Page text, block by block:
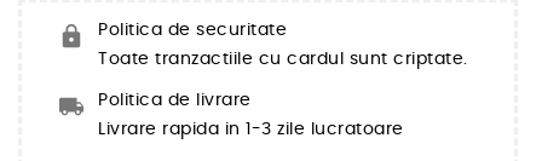
Politica de securitate
Toate tranzactiile cu cardul sunt criptate.
Politica de livrare
Livrare rapida in 1-3 zile lucratoare